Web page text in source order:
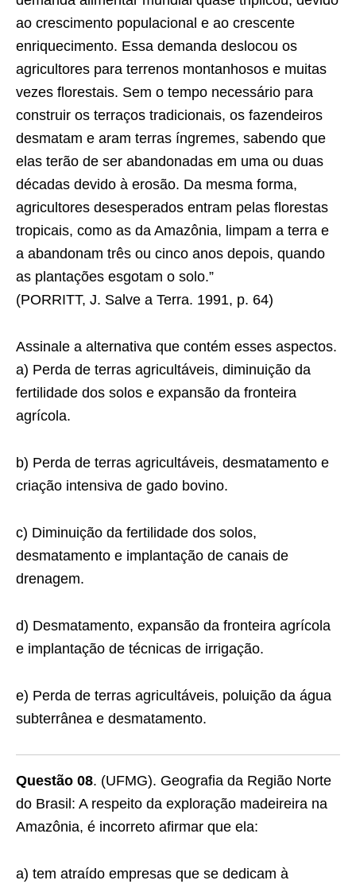
ao crescimento populacional e ao crescente
enriquecimento. Essa demanda deslocou os
agricultores para terrenos montanhosos e muitas
vezes ﬂorestais. Sem o tempo necessário para
construir os terraços tradicionais, os fazendeiros
desmatam e aram terras íngremes, sabendo que
elas terão de ser abandonadas em uma ou duas
décadas devido à erosão. Da mesma forma,
agricultores desesperados entram pelas ﬂorestas
tropicais, como as da Amazônia, limpam a terra e
a abandonam três ou cinco anos depois, quando
as plantações esgotam o solo.”
(PORRITT, J. Salve a Terra. 1991, p. 64)
Assinale a alternativa que contém esses aspectos.
a) Perda de terras agricultáveis, diminuição da
fertilidade dos solos e expansão da fronteira
agrícola.
b) Perda de terras agricultáveis, desmatamento e
criação intensiva de gado bovino.
c) Diminuição da fertilidade dos solos,
desmatamento e implantação de canais de
drenagem.
d) Desmatamento, expansão da fronteira agrícola
e implantação de técnicas de irrigação.
e) Perda de terras agricultáveis, poluição da água
subterrânea e desmatamento.
Questão 08. (UFMG). Geografia da Região Norte
do Brasil: A respeito da exploração madeireira na
Amazônia, é incorreto afirmar que ela:
a) tem atraído empresas que se dedicam à